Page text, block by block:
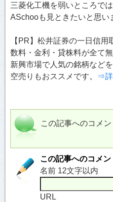
三菱化工機を弱いところで
ASchooも見ときたいと思い
【PR】松井証券の一日信
数料・金利・貸株料が全て無
新興市場で人気の銘柄など
空売りもおススメです。
⇒詳
この記事へのコメン
この記事へのコメン
名前 12文字以内
URL